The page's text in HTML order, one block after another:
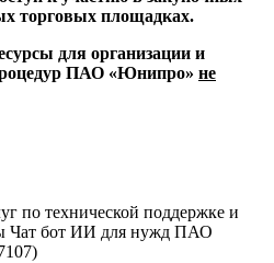
торговых площадках.
для организации и
ПАО «Юнипро» не
по технической поддержке и
Чат бот ИИ для нужд ПАО